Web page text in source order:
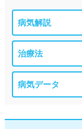
病気解説
治療法
病気データ